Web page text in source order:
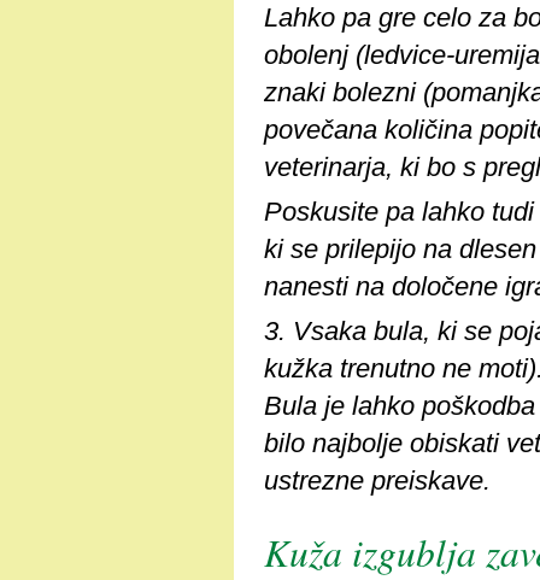
Lahko pa gre celo za
obolenj (ledvice-
znaki bolezni
povečana količina
veterinarja, ki bo s
Poskusite pa lahko
ki se prilepijo na
nanesti na določene
3. Vsaka bula, ki se
kužka trenutno ne
Bula je lahko
bilo najbolje obiskati
ustrezne preiskave.
Kuža izgublja